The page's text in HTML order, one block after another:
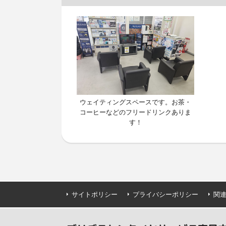
ウェイティングスペースです。お茶・
コーヒーなどのフリードリンクありま
す！
サイトポリシー プライバシーポリシー 関